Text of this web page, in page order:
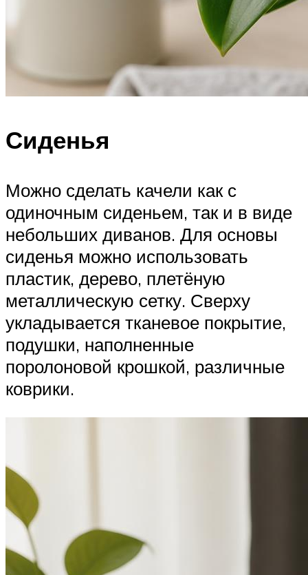
Сиденья
Можно сделать качели как с
одиночным сиденьем, так и в виде
небольших диванов. Для основы
сиденья можно использовать
пластик, дерево, плетёную
металлическую сетку. Сверху
укладывается тканевое покрытие,
подушки, наполненные
поролоновой крошкой, различные
коврики.